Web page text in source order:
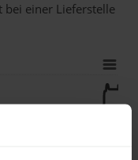
bei einer Lieferstelle